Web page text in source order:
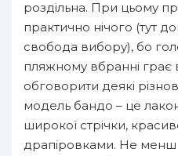
роздільна. При цьому
практично нічого (тут
свобода вибору), бо
пляжному вбранні
обговорити деякі
модель бандо – це
широкої стрічки,
драпіровками. Не менш